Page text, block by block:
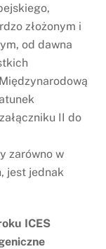
złożonym i
od dawna
II do
zarówno w
jest jednak
ICES